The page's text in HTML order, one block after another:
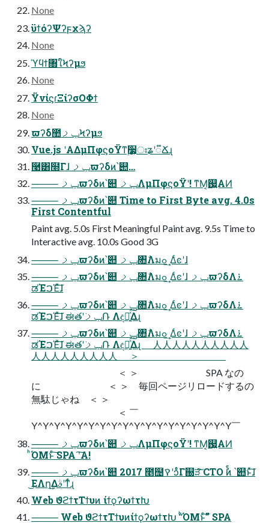
None
ϋϯόʔΨʔϝχϡʔ
None
ϓϥϯ৘ใϞʔμϧ
None
ΫνίϛɾΞίʔσΟΦϯ
None
ϖʔδ಺ݕࡧϞʔμϧ
Vue.js ʹΑΔμΠφϛοΫͳ࣮૷͕ঃʑʹ૿Ճɻ
࿩͸໭Γɺ ݕࡧϖʔδͷ՝୊…
⸻ ݕࡧϖʔδͷ՝୊ ݕࡧΛμΠφϛοΫʹ! ͳΜ͔஗͍ΑͶ
⸻ ݕࡧϖʔδͷ՝୊ Time to First Byte avg. 4.0s
First Contentful
Paint avg. 5.0s First Meaningful Paint avg. 9.5s Time to
Interactive avg. 10.0s Good 3G
⸻ ݕࡧϖʔδͷ՝୊ ݕࡧ৚݅Λมߋ ͢Δͨͼʹɺ
⸻ ݕࡧϖʔδͷ՝୊ ݕࡧ৚݅Λมߋ ͢Δͨͼʹɺ ݕࡧϖʔδΛ࠶
ಡΈࠐΈͯ͠ɺ
⸻ ݕࡧϖʔδͷ՝୊ ݕࡧ৚݅Λมߋ ͢Δͨͼʹɺ ݕࡧϖʔδΛ࠶
ಡΈࠐΈͯ͠ɺ ಈతʹݕࡧ݁Ռ Λඳը͍ͯ͠Δɻ
⸻ ݕࡧϖʔδͷ՝୊ ݕࡧ৚݅Λมߋ ͢Δͨͼʹɺ ݕࡧϖʔδΛ࠶
ಡΈࠐΈͯ͠ɺ ಈతʹݕࡧ݁Ռ Λඳը͍ͯ͠Δɻ ＿⼈⼈⼈⼈⼈⼈⼈⼈⼈⼈
⼈⼈⼈⼈⼈⼈⼈⼈⼈＿ ＞
＜ ＞ SPA なの
に ＜ ＞ 毎回ページリロードするの
無駄じゃね ＜ ＞
＜ ￣
Y^Y^Y^Y^Y^Y^Y^Y^Y^Y^Y^Y^Y^Y^Y^Y^Y^Y￣
⸻ ݕࡧϖʔδͷ՝୊ ݕࡧΛμΠφϛοΫʹ! ͳΜ͔஗͍ΑͶ
ͪΌΜͱͨ͠ SPA ʹ͠Α͏!
⸻ ݕࡧϖʔδͷ՝୊ 2017 ೥຤ࠒʹͻͬͦΓ஀ੜͨ͠ CTO ࣨͷ ՝୊ͱͯ͠ɺ
͜ΕΛղܾ͢Δࣄʹͳͬͨɻ
Web ϑϩϯτΤϯυͷ ίϯϙʔωϯτԽ
⸻ Web ϑϩϯτΤϯυͷίϯϙʔωϯτԽ “ͪΌΜͱͨ͠” SPA